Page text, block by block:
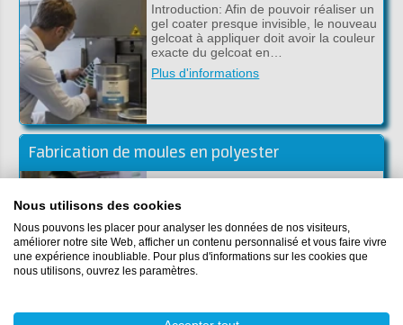
Introduction: Afin de pouvoir réaliser un
gel coater presque invisible, le nouveau
gelcoat à appliquer doit avoir la couleur
exacte du gelcoat en…
Plus d'informations
Fabrication de moules en polyester
Si vous voulez fabriquer plusieurs
utiliser un moule. Avec l'aide d'un
moule, vous pouvez facilement
fabriquer plusieurs prod…
Plus d'informations
Nous utilisons des cookies
Nous pouvons les placer pour analyser les données de nos visiteurs,
améliorer notre site Web, afficher un contenu personnalisé et vous faire vivre
une expérience inoubliable. Pour plus d'informations sur les cookies que
nous utilisons, ouvrez les paramètres.